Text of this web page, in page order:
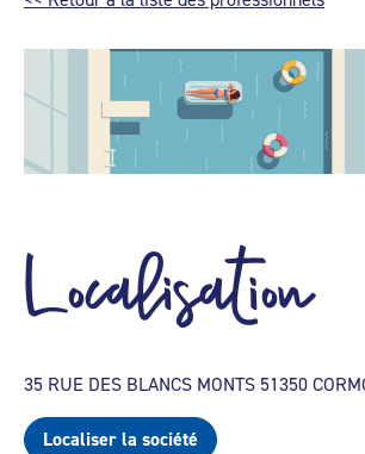
Localisation
35 RUE DES BLANCS MONTS 51350
Localiser la société